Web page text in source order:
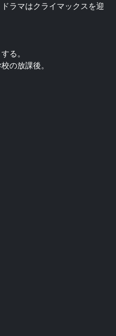
ラマはクライマックスを迎
る。
の放課後。